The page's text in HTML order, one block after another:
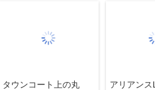
タウンコート上の丸
アリアンス